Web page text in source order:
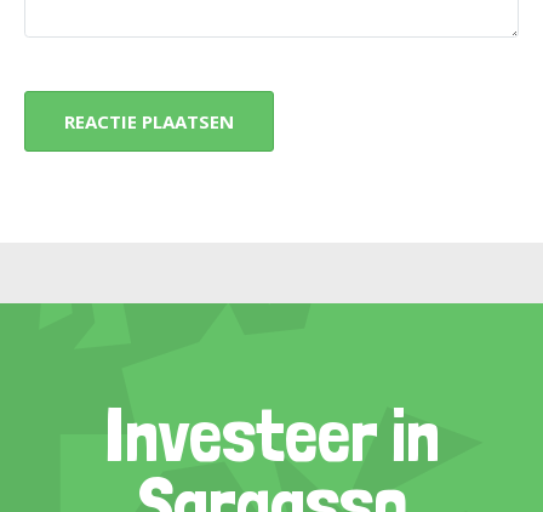
Investeer in